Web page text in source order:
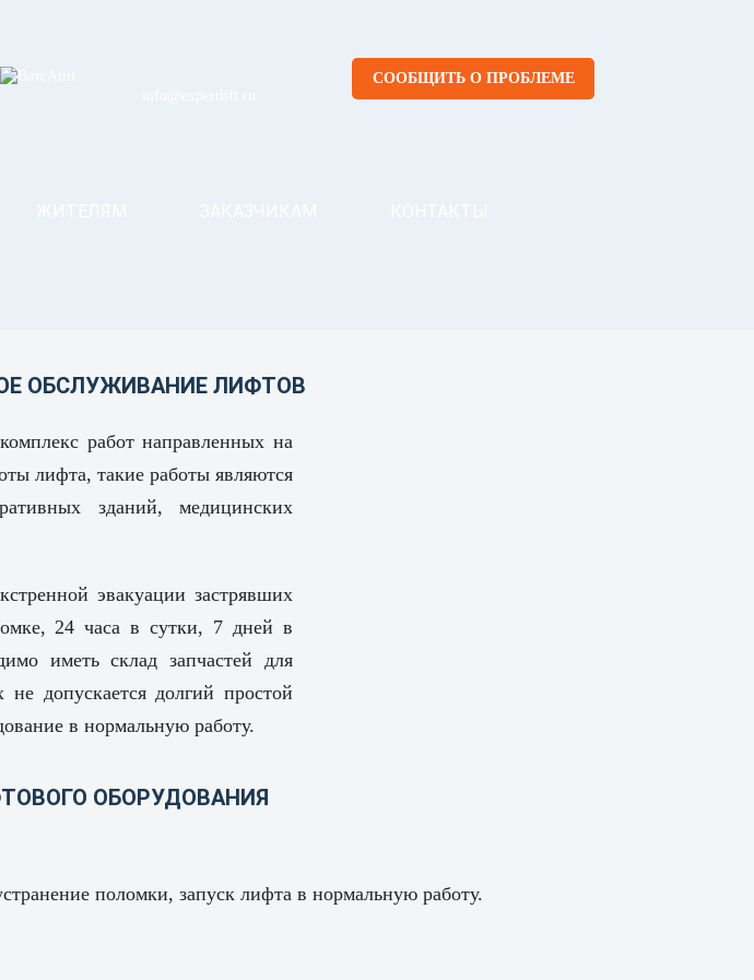
СООБЩИТЬ О ПРОБЛЕМЕ
ОБСЛУЖИВАНИЕ ЛИФТОВ
работ направленных на
лифта, такие работы являются
зданий, медицинских
эвакуации застрявших
24 часа в сутки, 7 дней в
иметь склад запчастей для
допускается долгий простой
в нормальную работу.
ОБОРУДОВАНИЯ
поломки, запуск лифта в нормальную работу.